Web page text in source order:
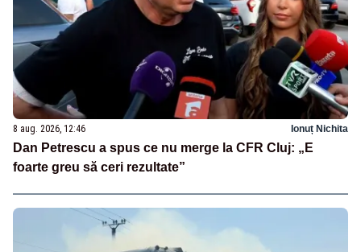
8 aug. 2026, 12:46 Ionuț Nichita
Dan Petrescu a spus ce nu merge la CFR Cluj: „E
foarte greu să ceri rezultate”